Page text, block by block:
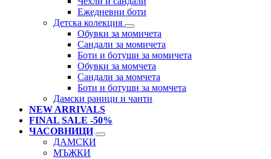
Ежедневни боти
Детска колекция
Обувки за момичета
Сандали за момичета
Боти и ботуши за момичета
Обувки за момчета
Сандали за момчета
Боти и ботуши за момчета
Дамски раници и чанти
NEW ARRIVALS
FINAL SALE -50%
ЧАСОВНИЦИ
ДАМСКИ
МЪЖКИ